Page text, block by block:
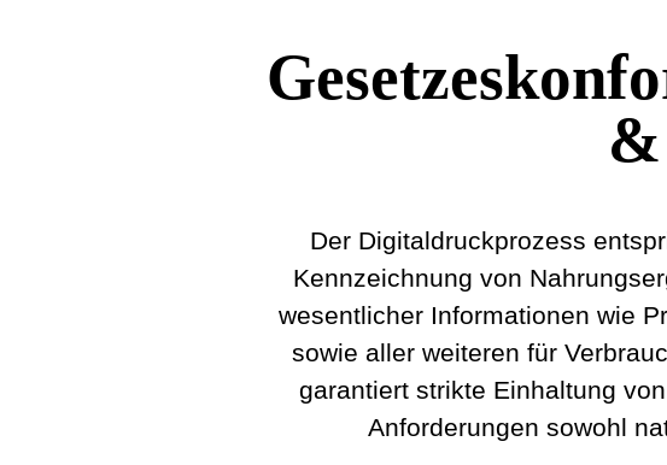
Der Digitaldruckprozess
Kennzeichnung von
wesentlicher Informationen
sowie aller weiteren für